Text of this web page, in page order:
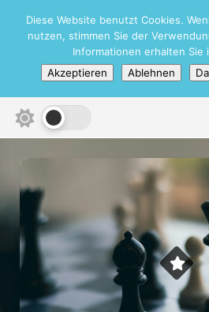
content
Schachbezirk
Diese Website benutzt Cookies.
nutzen, stimmen Sie der
Informationen erhalten Sie
Akzeptieren
Ablehnen